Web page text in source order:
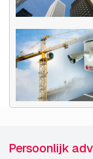
Persoonlijk